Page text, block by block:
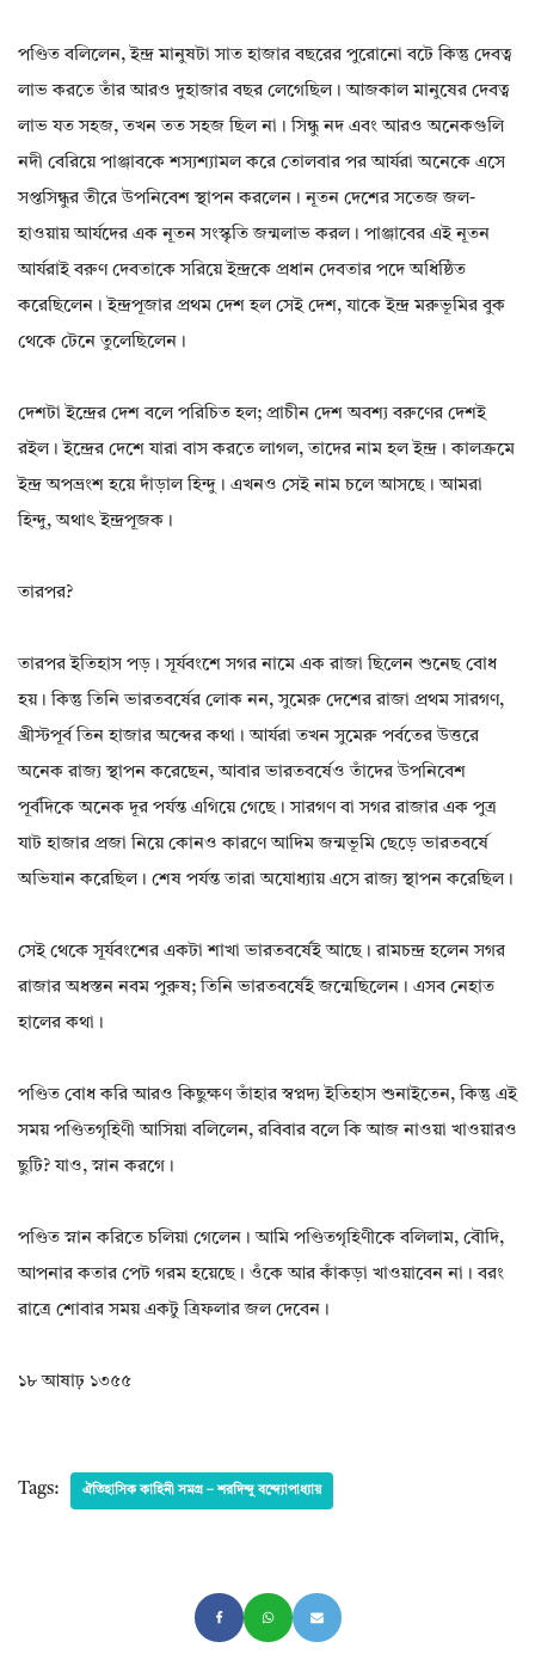
পণ্ডিত বলিলেন, ইন্দ্র মানুষটা সাত হাজার বছরের পুরোনো বটে কিন্তু দেবত্ব
লাভ করতে তাঁর আরও দুহাজার বছর লেগেছিল। আজকাল মানুষের দেবত্ব
লাভ যত সহজ, তখন তত সহজ ছিল না। সিন্ধু নদ এবং আরও অনেকগুলি
নদী বেরিয়ে পাঞ্জাবকে শস্যশ্যামল করে তোলবার পর আর্যরা অনেকে এসে
সপ্তসিন্ধুর তীরে উপনিবেশ স্থাপন করলেন। নূতন দেশের সতেজ জল-
হাওয়ায় আর্যদের এক নূতন সংস্কৃতি জন্মলাভ করল। পাঞ্জাবের এই নূতন
আর্যরাই বরুণ দেবতাকে সরিয়ে ইন্দ্রকে প্রধান দেবতার পদে অধিষ্ঠিত
করেছিলেন। ইন্দ্রপূজার প্রথম দেশ হল সেই দেশ, যাকে ইন্দ্র মরুভূমির বুক
থেকে টেনে তুলেছিলেন।
দেশটা ইন্দ্রের দেশ বলে পরিচিত হল; প্রাচীন দেশ অবশ্য বরুণের দেশই
রইল। ইন্দ্রের দেশে যারা বাস করতে লাগল, তাদের নাম হল ইন্দ্র। কালক্রমে
ইন্দ্র অপভ্রংশ হয়ে দাঁড়াল হিন্দু। এখনও সেই নাম চলে আসছে। আমরা
হিন্দু, অথাৎ ইন্দ্রপূজক।
তারপর?
তারপর ইতিহাস পড়। সূর্যবংশে সগর নামে এক রাজা ছিলেন শুনেছ বোধ
হয়। কিন্তু তিনি ভারতবর্ষের লোক নন, সুমেরু দেশের রাজা প্রথম সারগণ,
খ্রীস্টপূর্ব তিন হাজার অব্দের কথা। আর্যরা তখন সুমেরু পর্বতের উত্তরে
অনেক রাজ্য স্থাপন করেছেন, আবার ভারতবর্ষেও তাঁদের উপনিবেশ
পূর্বদিকে অনেক দূর পর্যন্ত এগিয়ে গেছে। সারগণ বা সগর রাজার এক পুত্র
যাট হাজার প্রজা নিয়ে কোনও কারণে আদিম জন্মভূমি ছেড়ে ভারতবর্ষে
অভিযান করেছিল। শেষ পর্যন্ত তারা অযোধ্যায় এসে রাজ্য স্থাপন করেছিল।
সেই থেকে সূর্যবংশের একটা শাখা ভারতবর্ষেই আছে। রামচন্দ্র হলেন সগর
রাজার অধস্তন নবম পুরুষ; তিনি ভারতবর্ষেই জন্মেছিলেন। এসব নেহাত
হালের কথা।
পণ্ডিত বোধ করি আরও কিছুক্ষণ তাঁহার স্বপ্নদ্য ইতিহাস শুনাইতেন, কিন্তু এই
সময় পণ্ডিতগৃহিণী আসিয়া বলিলেন, রবিবার বলে কি আজ নাওয়া খাওয়ারও
ছুটি? যাও, স্নান করগে।
পণ্ডিত স্নান করিতে চলিয়া গেলেন। আমি পণ্ডিতগৃহিণীকে বলিলাম, বৌদি,
আপনার কতার পেট গরম হয়েছে। ওঁকে আর কাঁকড়া খাওয়াবেন না। বরং
রাত্রে শোবার সময় একটু ত্রিফলার জল দেবেন।
১৮ আষাঢ় ১৩৫৫
Tags: ঐতিহাসিক কাহিনী সমগ্র – শরদিন্দু বন্দ্যোপাধ্যায়